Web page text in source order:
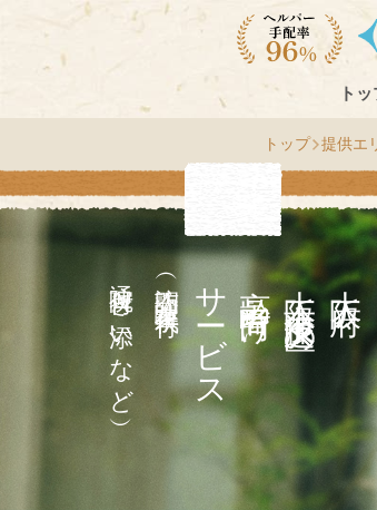
ト
トップ 提供エ
大
阪
府
大
阪
市
速
区
の
高齢者向け
サ
ー
ビス
（訪問介護・家事代行
通院付き添いなど）